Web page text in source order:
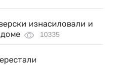
изнасиловали и
10335